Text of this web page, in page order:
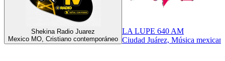
Shekina Radio Juarez
Mexico MO, Cristiano contemporáneo
LA LUPE 640 AM
Ciudad Juárez, Música